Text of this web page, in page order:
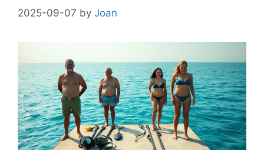
2025-09-07 by Joan